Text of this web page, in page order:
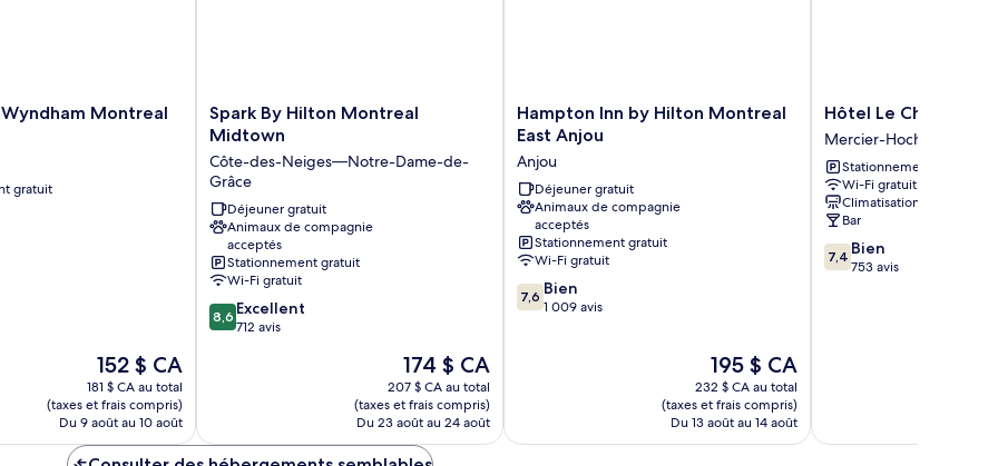
Montreal
gratuit
Le
prix
est
de
152 $ CA
152 $ CA
181 $ CA au total
(taxes et frais compris)
Du 9 août au 10 août
Spark
By
Montreal
Midtown
Côte-
des-
Neiges
—
Notre-
Dame-
de-
Spark By Hilton Montreal
Midtown
Côte-des-Neiges—Notre-Dame-de-
Grâce
Déjeuner gratuit
Animaux de compagnie
acceptés
Stationnement gratuit
Wi-Fi gratuit
8.6
sur
8,6 Excellent
712 avis
Le
prix
est
de
174 $ CA
174 $ CA
207 $ CA au total
(taxes et frais compris)
Du 23 août au 24 août
Hampton
Inn
Hilton
Montreal
East
Anjou
Anjou
Hampton Inn by Hilton Montreal
East Anjou
Anjou
Déjeuner gratuit
Animaux de compagnie
acceptés
Stationnement gratuit
Wi-Fi gratuit
7.6
sur
7,6 Bien
1 009 avis
Le
prix
est
de
195 $ CA
195 $ CA
232 $ CA au total
(taxes et frais compris)
Du 13 août au 14 août
Hôtel
Le
Chablis
Mercier-
Hochelaga-
Maisonneuve
Hôtel Le Chablis
Mercier-Hochelaga-
Stationnement gratuit
Wi-Fi gratuit
Climatisation
Bar
7.4
sur
7,4 Bien
753 avis